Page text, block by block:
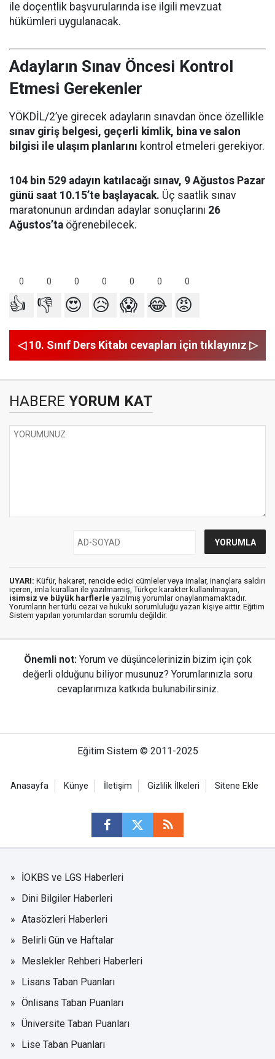
ile doçentlik başvurularında ise ilgili mevzuat
hükümleri uygulanacak.
Adayların Sınav Öncesi Kontrol
Etmesi Gerekenler
YÖKDİL/2’ye girecek adayların sınavdan önce özellikle
sınav giriş belgesi, geçerli kimlik, bina ve salon
bilgisi ile ulaşım planlarını kontrol etmeleri gerekiyor.
104 bin 529 adayın katılacağı sınav, 9 Ağustos Pazar
günü saat 10.15’te başlayacak. Üç saatlik sınav
maratonunun ardından adaylar sonuçlarını 26
Ağustos’ta öğrenebilecek.
0 0 0 0 0 0 0
👍 👎 😍 😥 😱 😂 😡
◁ 10. Sınıf Ders Kitabı cevapları için tıklayınız ▷
HABERE YORUM KAT
UYARI: Küfür, hakaret, rencide edici cümleler veya imalar, inançlara saldırı
içeren, imla kuralları ile yazılmamış, Türkçe karakter kullanılmayan,
isimsiz ve büyük harflerle yazılmış yorumlar onaylanmamaktadır.
Yorumların her türlü cezai ve hukuki sorumluluğu yazan kişiye aittir. Eğitim
Sistem yapılan yorumlardan sorumlu değildir.
Önemli not: Yorum ve düşüncelerinizin bizim için çok
değerli olduğunu biliyor musunuz? Yorumlarınızla soru
cevaplarımıza katkıda bulunabilirsiniz.
Eğitim Sistem © 2011-2025
Anasayfa Künye İletişim Gizlilik İlkeleri Sitene Ekle
İOKBS ve LGS Haberleri
Dini Bilgiler Haberleri
Atasözleri Haberleri
Belirli Gün ve Haftalar
Meslekler Rehberi Haberleri
Lisans Taban Puanları
Önlisans Taban Puanları
Üniversite Taban Puanları
Lise Taban Puanları